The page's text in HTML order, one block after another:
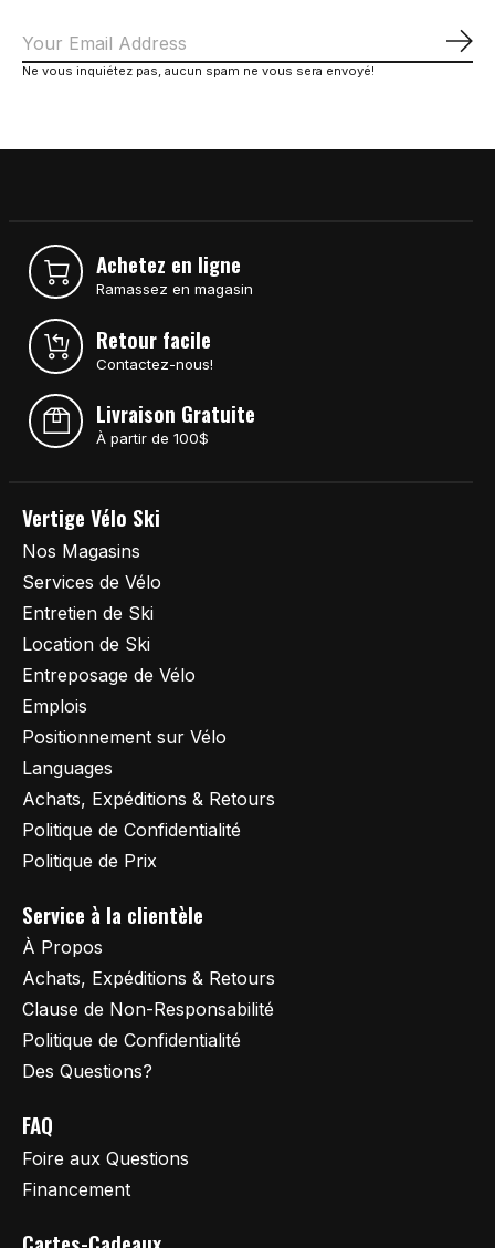
Ne vous inquiétez pas, aucun spam ne vous sera envoyé!
Achetez en ligne
Ramassez en magasin
Retour facile
Contactez-nous!
Livraison Gratuite
À partir de 100$
Vertige Vélo Ski
Nos Magasins
Services de Vélo
Entretien de Ski
Location de Ski
Entreposage de Vélo
Emplois
Positionnement sur Vélo
Languages
Achats, Expéditions & Retours
Politique de Confidentialité
Politique de Prix
Service à la clientèle
À Propos
Achats, Expéditions & Retours
Clause de Non-Responsabilité
Politique de Confidentialité
Des Questions?
FAQ
Foire aux Questions
Financement